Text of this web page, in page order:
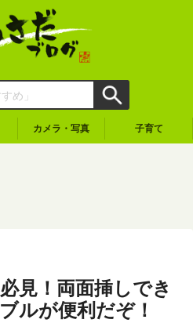
カメラ・写真 子育て
見！両面挿しでき
ルが便利だぞ！